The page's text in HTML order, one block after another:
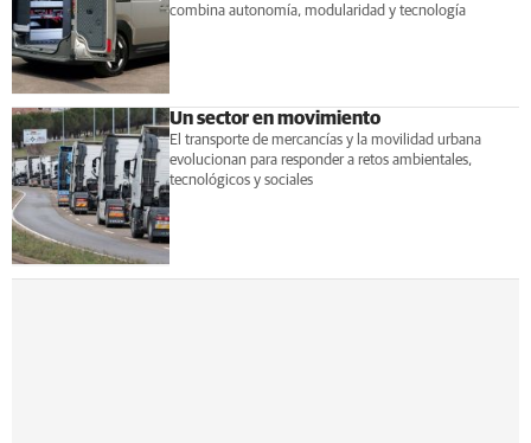
combina autonomía, modularidad y tecnología
Un sector en movimiento
El transporte de mercancías y la movilidad urbana
evolucionan para responder a retos ambientales,
tecnológicos y sociales